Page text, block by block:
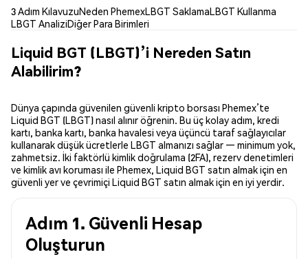
3 Adım KılavuzuNeden PhemexLBGT SaklamaLBGT Kullanma
LBGT AnaliziDiğer Para Birimleri
Liquid BGT (LBGT)’i Nereden Satın
Alabilirim?
Dünya çapında güvenilen güvenli kripto borsası Phemex’te
Liquid BGT (LBGT) nasıl alınır öğrenin. Bu üç kolay adım, kredi
kartı, banka kartı, banka havalesi veya üçüncü taraf sağlayıcılar
kullanarak düşük ücretlerle LBGT almanızı sağlar — minimum yok,
zahmetsiz. İki faktörlü kimlik doğrulama (2FA), rezerv denetimleri
ve kimlik avı koruması ile Phemex, Liquid BGT satın almak için en
güvenli yer ve çevrimiçi Liquid BGT satın almak için en iyi yerdir.
Adım 1. Güvenli Hesap
Oluşturun